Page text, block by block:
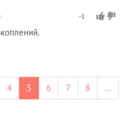
-1
4 5 6 7 8
...